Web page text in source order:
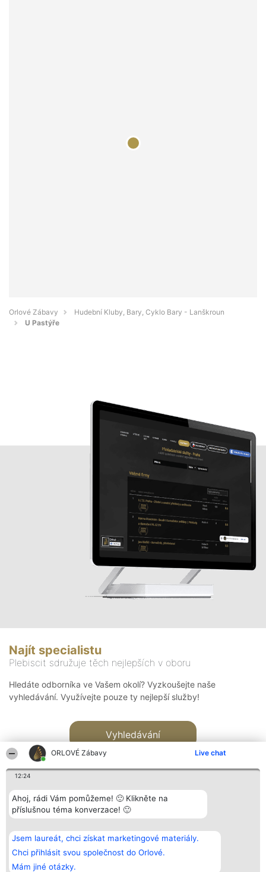
ORLOVÉ Zábavy Live chat
12:24
Ahoj, rádi Vám pomůžeme! 🙂 Klikněte na
příslušnou téma konverzace! 🙂
Jsem laureát, chci získat marketingové materiály.
Chci přihlásit svou společnost do Orlové.
Mám jiné otázky.
Orlové Zábavy
Hudební Kluby, Bary, Cyklo Bary - Lanškroun
U Pastýře
Najít specialistu
Plebiscit sdružuje těch nejlepších v oboru
Hledáte odborníka ve Vašem okolí? Vyzkoušejte naše
vyhledávání. Využívejte pouze ty nejlepší služby!
Vyhledávání
Bright Side Solutions sp. z o.
o. sp. k.
ul. Ruska 22
Wrocław 50-079
KRS 0000749100 | Regon
Vítězové
Seznam všech
laureátů
Zásady
Kontakt